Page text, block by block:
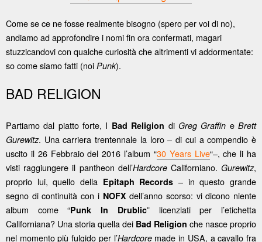
Come se ce ne fosse realmente bisogno (spero per voi di no),
andiamo ad approfondire i nomi fin ora confermati, magari
stuzzicandovi con qualche curiosità che altrimenti vi addormentate:
so come siamo fatti (noi Punk).
BAD RELIGION
Partiamo dal piatto forte, I Bad Religion di Greg Graffin eBrett
Gurewitz. Una carriera trentennale la loro – di cui a compendio è
uscito il 26 Febbraio del 2016 l’album “30 Years Live“–, che li ha
visti raggiungere il pantheon dell’HardcoreCaliforniano. Gurewitz,
proprio lui, quello della Epitaph Records – in questo grande
segno di continuità con i NOFX dell’anno scorso: vi dicono niente
album come “Punk In Drublic” licenziati per l’etichetta
Californiana? Una storia quella dei Bad Religion che nasce proprio
nel momento più fulgido per l’Hardcoremade in USA, a cavallo fra